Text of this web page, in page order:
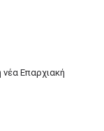
Επαρχιακή